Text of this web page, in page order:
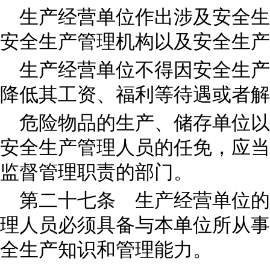
生产经营单位作出涉及安全
安全生产管理机构以及安全生
生产经营单位不得因安全生
降低其工资、福利等待遇或者
危险物品的生产、储存单位
安全生产管理人员的任免，应
监督管理职责的部门。
第二十七条 生产经营单位
理人员必须具备与本单位所从
全生产知识和管理能力。